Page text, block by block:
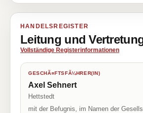
HANDELSREGISTER
Leitung und
Vollständige Registerinformationen
GESCHÃ¤FTSFÃ¼HRER(IN)
Axel Sehnert
Hettstedt
mit der Befugnis, im Namen der